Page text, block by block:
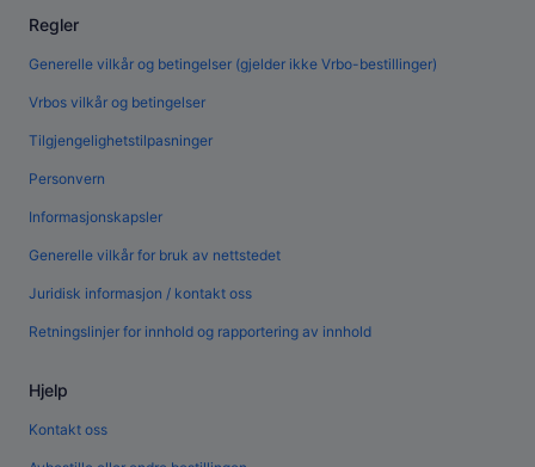
Regler
Generelle vilkår og betingelser (gjelder ikke Vrbo-bestillinger)
Vrbos vilkår og betingelser
Tilgjengelighetstilpasninger
Personvern
Informasjonskapsler
Generelle vilkår for bruk av nettstedet
Juridisk informasjon / kontakt oss
Retningslinjer for innhold og rapportering av innhold
Hjelp
Kontakt oss